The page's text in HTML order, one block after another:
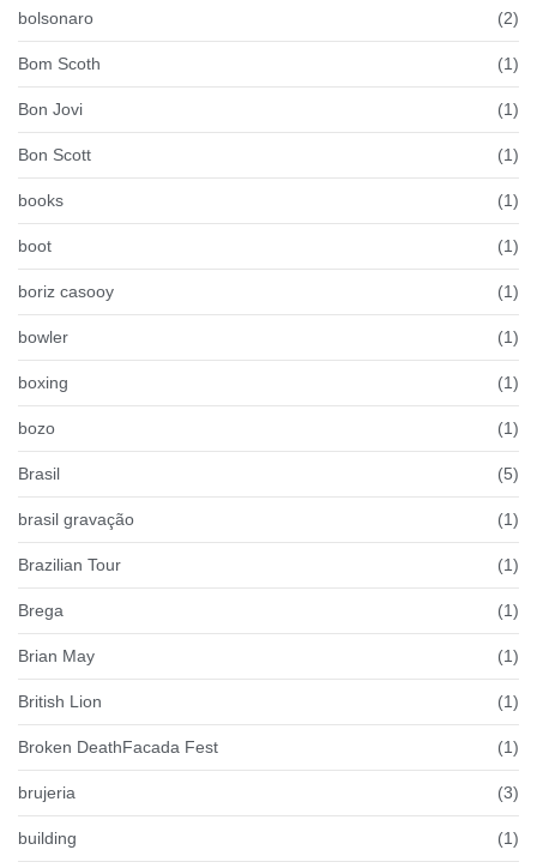
bolsonaro (2)
Bom Scoth (1)
Bon Jovi (1)
Bon Scott (1)
books (1)
boot (1)
boriz casooy (1)
bowler (1)
boxing (1)
bozo (1)
Brasil (5)
brasil gravação (1)
Brazilian Tour (1)
Brega (1)
Brian May (1)
British Lion (1)
Broken DeathFacada Fest (1)
brujeria (3)
building (1)